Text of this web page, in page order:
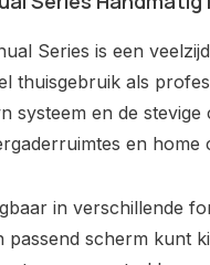
Series is een
thuisgebruik als
systeem en de
en home
in verschillende
passend scherm kunt